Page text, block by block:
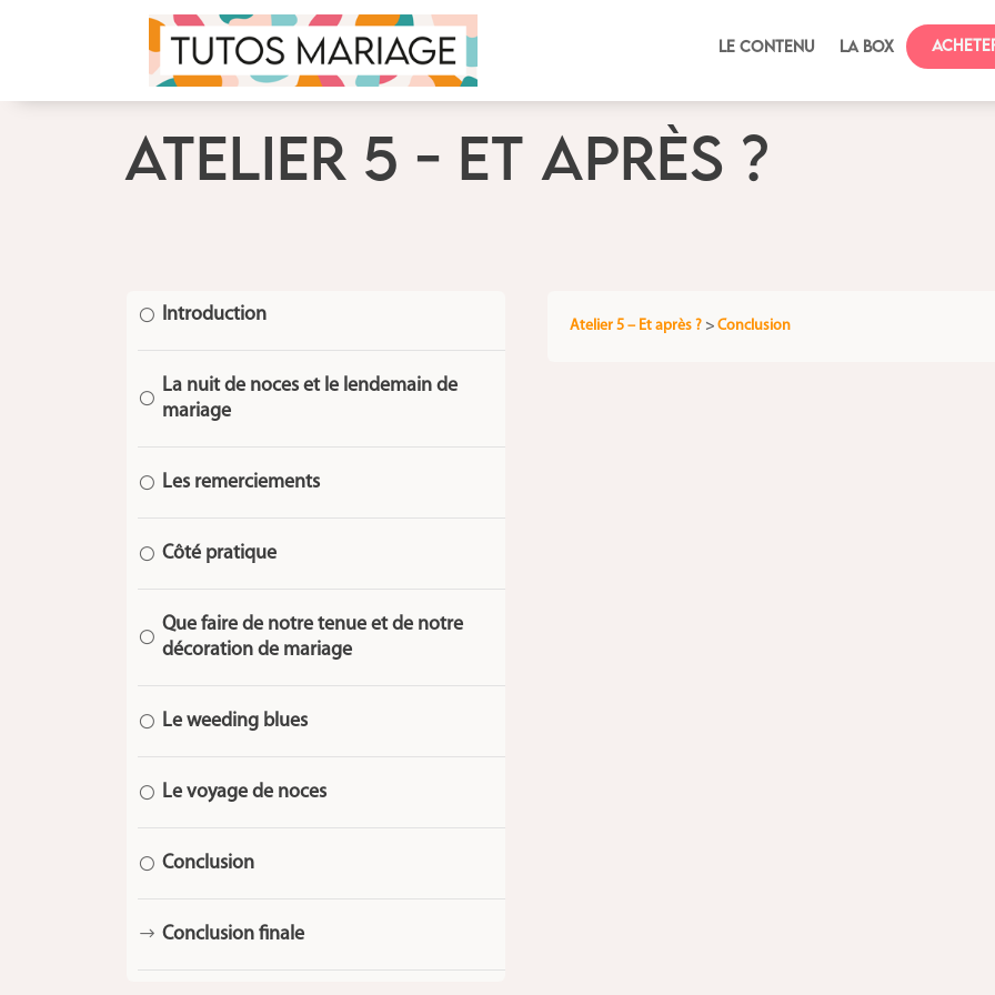
Le contenu La box
ATELIER 5 - ET APRÈS ?
[ Introduction
[
La nuit de noces et le lendemain de
mariage
[ Les remerciements
[ Côté pratique
[
Que faire de notre tenue et de notre
décoration de mariage
[ Le weeding blues
[ Le voyage de noces
[ Conclusion
$ Conclusion finale
Atelier 5 – Et après ?> Conclusion